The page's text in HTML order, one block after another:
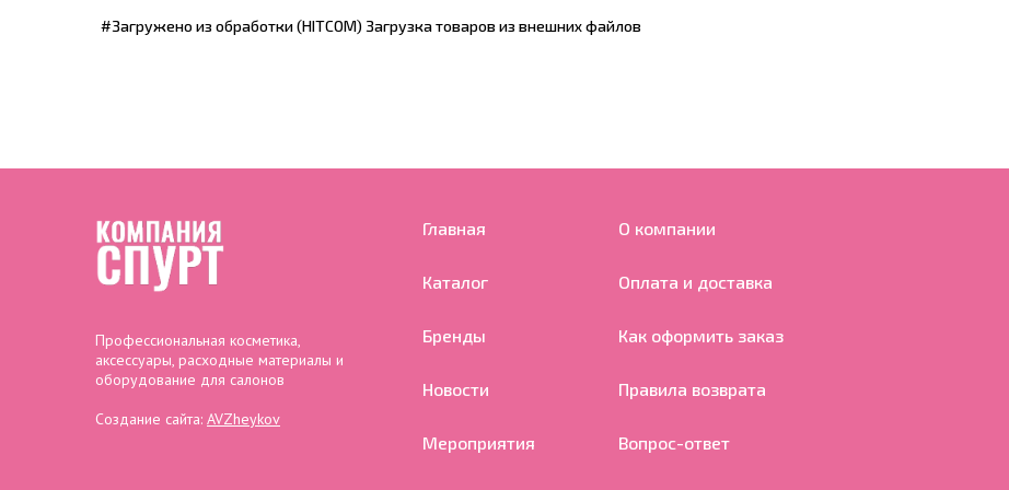
#Загружено из обработки (HITCOM) Загрузка товаров из внешних файлов
Профессиональная косметика,
аксессуары, расходные материалы и
оборудование для салонов
Создание сайта: AVZheykov
Главная
Каталог
Бренды
Новости
Мероприятия
О компании
Оплата и доставка
Как оформить заказ
Правила возврата
Вопрос-ответ